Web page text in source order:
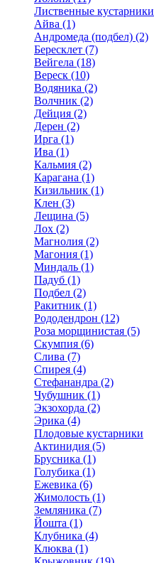
Лиственные кустарники
Айва (1)
Андромеда (подбел) (2)
Бересклет (7)
Вейгела (18)
Вереск (10)
Водяника (2)
Волчник (2)
Дейция (2)
Дерен (2)
Ирга (1)
Ива (1)
Кальмия (2)
Карагана (1)
Кизильник (1)
Клен (3)
Лещина (5)
Лох (2)
Магнолия (2)
Магония (1)
Миндаль (1)
Падуб (1)
Подбел (2)
Ракитник (1)
Рододендрон (12)
Роза морщинистая (5)
Скумпия (6)
Слива (7)
Спирея (4)
Стефанандра (2)
Чубушник (1)
Экзохорда (2)
Эрика (4)
Плодовые кустарники
Актинидия (5)
Брусника (1)
Голубика (1)
Ежевика (6)
Жимолость (1)
Земляника (7)
Йошта (1)
Клубника (4)
Клюква (1)